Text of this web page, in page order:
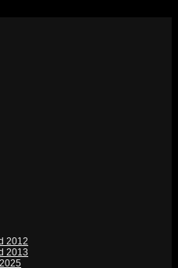
2012
2013